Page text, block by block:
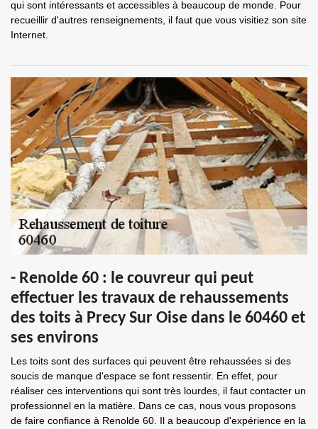
qui sont intéressants et accessibles à beaucoup de monde. Pour
recueillir d'autres renseignements, il faut que vous visitiez son site
Internet.
- Renolde 60 : le couvreur qui peut
effectuer les travaux de rehaussements
des toits à Precy Sur Oise dans le 60460 et
ses environs
Les toits sont des surfaces qui peuvent être rehaussées si des
soucis de manque d'espace se font ressentir. En effet, pour
réaliser ces interventions qui sont très lourdes, il faut contacter un
professionnel en la matière. Dans ce cas, nous vous proposons
de faire confiance à Renolde 60. Il a beaucoup d'expérience en la